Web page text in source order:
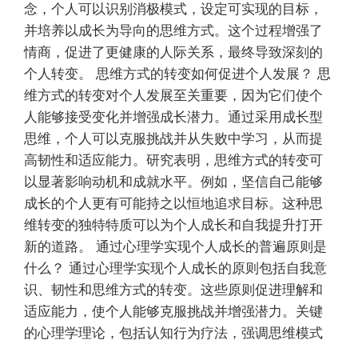
念，个人可以识别消极模式，设定可实现的目标，
并培养以成长为导向的思维方式。这个过程增强了
情商，促进了更健康的人际关系，最终导致深刻的
个人转变。 思维方式的转变如何促进个人发展？ 思
维方式的转变对个人发展至关重要，因为它们使个
人能够接受变化并增强成长潜力。通过采用成长型
思维，个人可以克服挑战并从失败中学习，从而提
高韧性和适应能力。研究表明，思维方式的转变可
以显著影响动机和成就水平。例如，坚信自己能够
成长的个人更有可能持之以恒地追求目标。这种思
维转变的独特特质可以为个人成长和自我提升打开
新的道路。 通过心理学实现个人成长的普遍原则是
什么？ 通过心理学实现个人成长的原则包括自我意
识、韧性和思维方式的转变。这些原则促进理解和
适应能力，使个人能够克服挑战并增强潜力。关键
的心理学理论，包括认知行为疗法，强调思维模式